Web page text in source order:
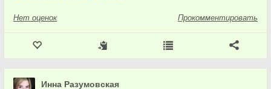
Нет оценок Прокомментировать
Инна Разумовская